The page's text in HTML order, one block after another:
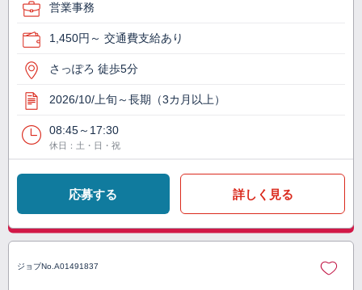
営業事務
1,450円～ 交通費支給あり
さっぽろ 徒歩5分
2026/10/上旬～長期（3カ月以上）
08:45～17:30
休日：土・日・祝
応募する 詳しく見る
ジョブNo. A01491837